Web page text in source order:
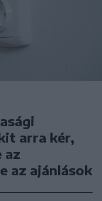
arra kér,
az
az ajánlások